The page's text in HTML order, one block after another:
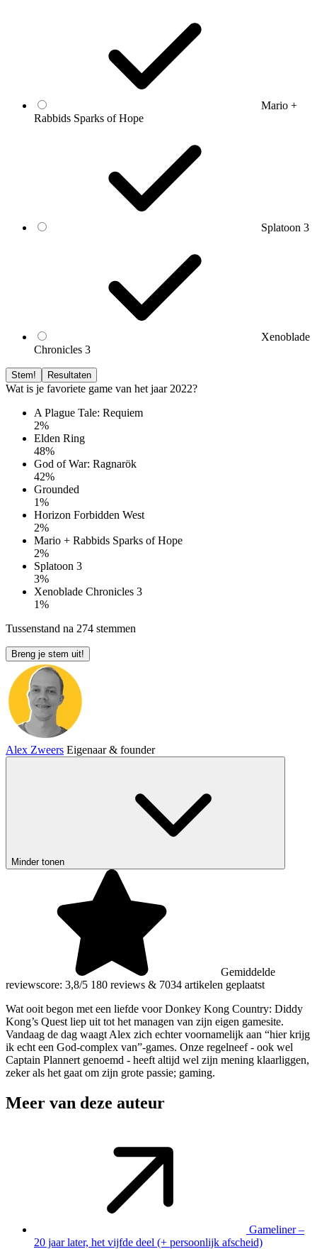
Mario +
Rabbids Sparks of Hope
Splatoon 3
Xenoblade
Chronicles 3
Stem! Resultaten
Wat is je favoriete game van het jaar 2022?
A Plague Tale: Requiem
2%
Elden Ring
48%
God of War: Ragnarök
42%
Grounded
1%
Horizon Forbidden West
2%
Mario + Rabbids Sparks of Hope
2%
Splatoon 3
3%
Xenoblade Chronicles 3
1%
Tussenstand na 274 stemmen
Breng je stem uit!
Alex Zweers Eigenaar & founder
Minder tonen
Gemiddelde
reviewscore: 3,8/5 180 reviews & 7034 artikelen geplaatst
Wat ooit begon met een liefde voor Donkey Kong Country: Diddy
Kong’s Quest liep uit tot het managen van zijn eigen gamesite.
Vandaag de dag waagt Alex zich echter voornamelijk aan “hier krijg
ik echt een God-complex van”-games. Onze regelneef - ook wel
Captain Plannert genoemd - heeft altijd wel zijn mening klaarliggen,
zeker als het gaat om zijn grote passie; gaming.
Meer van deze auteur
Gameliner –
20 jaar later, het vijfde deel (+ persoonlijk afscheid)